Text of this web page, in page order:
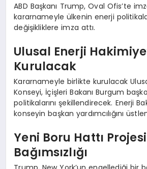
ABD Başkanı Trump, Oval Ofis’te
kararnameyle ülkenin enerji
değişikliklere imza attı.
Ulusal Enerji
Kurulacak
Kararnameyle birlikte kurulacak
Konseyi, İçişleri Bakanı Burgum
politikalarını şekillendirecek. Enerji
konseyin başkan yardımcılığını
Yeni Boru Hattı
Bağımsızlığı